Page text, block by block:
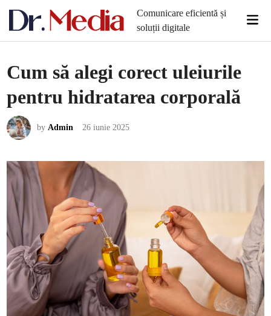
Comunicare eficientă și
soluții digitale
Cum să alegi corect uleiurile
pentru hidratarea corporală
byAdmin 26 iunie 2025